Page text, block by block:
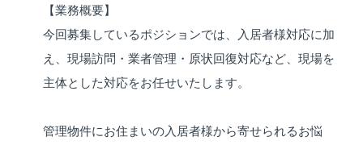
【業務概要】
今回募集しているポジションでは、入居者様対応に加
え、現場訪問・業者管理・原状回復対応など、現場を
主体とした対応をお任せいたします。
管理物件にお住まいの入居者様から寄せられるお悩